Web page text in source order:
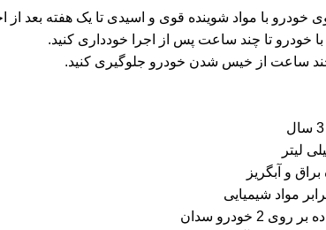
خودرو با مواد شوینده قوی و اسیدی تا یک هفته بعد از
با خودرو تا چند ساعت پس از اجرا خودداری کنید.
ساعت از خیس شدن خودرو جلوگیری کنید.
و آبگریز
مواد شیمیایی
2 خودرو سدان